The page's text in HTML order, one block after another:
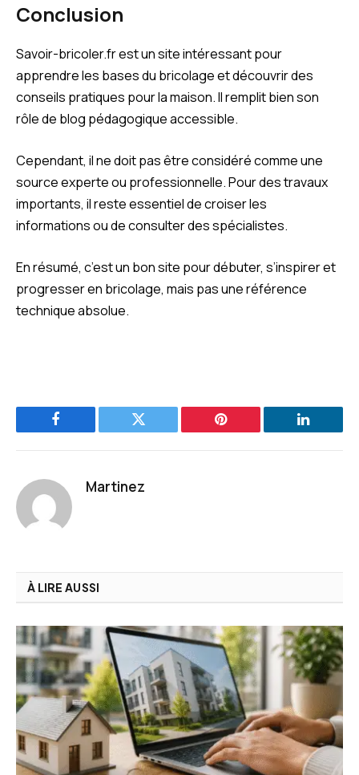
Conclusion
Savoir-bricoler.fr est un site intéressant pour
apprendre les bases du bricolage et découvrir des
conseils pratiques pour la maison. Il remplit bien son
rôle de blog pédagogique accessible.
Cependant, il ne doit pas être considéré comme une
source experte ou professionnelle. Pour des travaux
importants, il reste essentiel de croiser les
informations ou de consulter des spécialistes.
En résumé, c’est un bon site pour débuter, s’inspirer et
progresser en bricolage, mais pas une référence
technique absolue.
Facebook Twitter Pinterest LinkedIn
Martinez
À LIRE AUSSI